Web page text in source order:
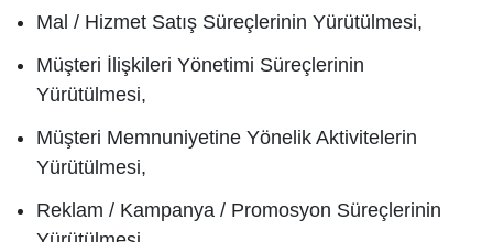
Mal / Hizmet Satış Süreçlerinin Yürütülmesi,
Müşteri İlişkileri Yönetimi Süreçlerinin
Yürütülmesi,
Müşteri Memnuniyetine Yönelik Aktivitelerin
Yürütülmesi,
Reklam / Kampanya / Promosyon Süreçlerinin